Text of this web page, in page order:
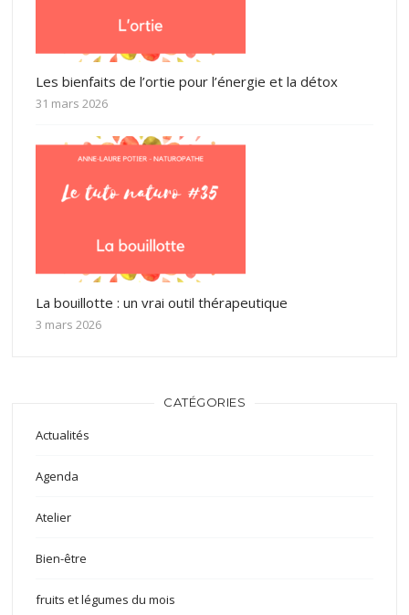
Les bienfaits de l’ortie pour l’énergie et la détox
31 mars 2026
La bouillotte : un vrai outil thérapeutique
3 mars 2026
CATÉGORIES
Actualités
Agenda
Atelier
Bien-être
fruits et légumes du mois